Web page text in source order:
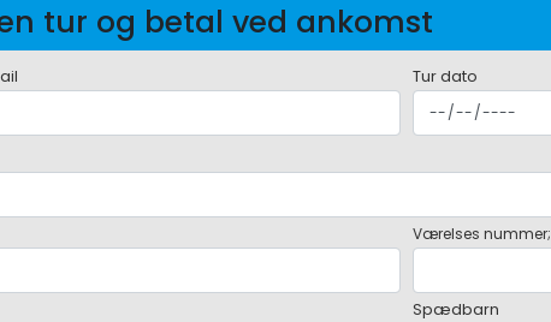
tur og betal ved ankomst
Tur dato
Værelses nummer;
Spædbarn